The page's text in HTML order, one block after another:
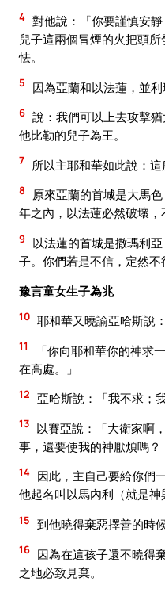
4 對他說：『你要謹慎安
兒子這兩個冒煙的火把頭
怯。
5 因為亞蘭和以法蓮，並
6 說：我們可以上去攻擊
他比勒的兒子為王。
7 所以主耶和華如此說：這
8
原來亞蘭的首城是大馬
年之內，以法蓮必然破壞，
9
以法蓮的首城是撒瑪利
子。你們若是不信，定然不
豫言童女生子為兆
10 耶和華又曉諭亞哈斯說：
11
「你向耶和華你的神求
在高處。」
12 亞哈斯說：「我不求；
13 以賽亞說：「大衛家啊
事，還要使我的神厭煩嗎？
14 因此，主自己要給你們
他起名叫以馬內利（就是神
15 到他曉得棄惡擇善的時
16 因為在這孩子還不曉得
之地必致見棄。